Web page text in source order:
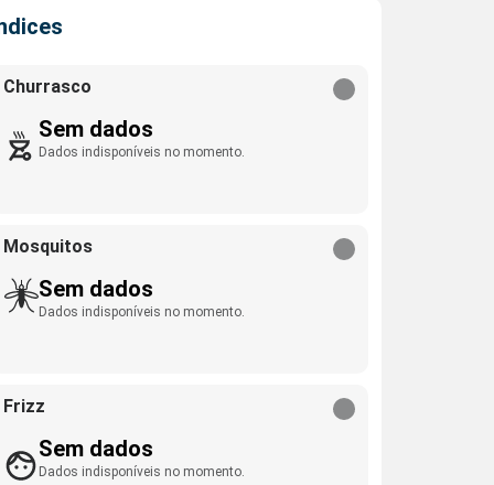
Churrasco
Sem dados
Dados indisponíveis no momento.
Mosquitos
Sem dados
Dados indisponíveis no momento.
Frizz
Sem dados
Dados indisponíveis no momento.